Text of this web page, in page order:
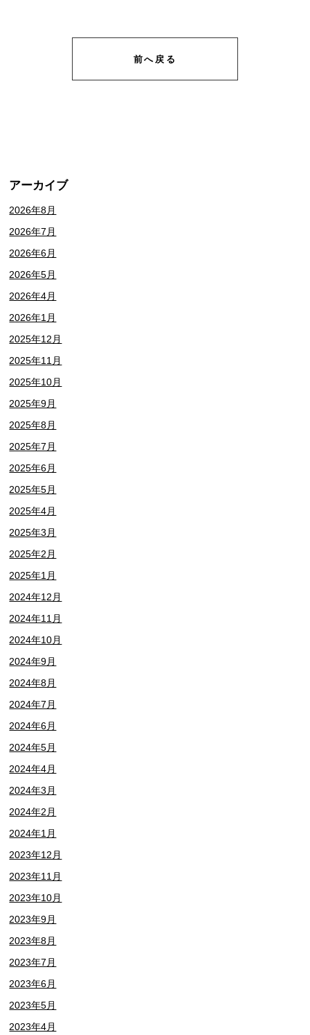
前へ戻る
アーカイブ
2026年8月
2026年7月
2026年6月
2026年5月
2026年4月
2026年1月
2025年12月
2025年11月
2025年10月
2025年9月
2025年8月
2025年7月
2025年6月
2025年5月
2025年4月
2025年3月
2025年2月
2025年1月
2024年12月
2024年11月
2024年10月
2024年9月
2024年8月
2024年7月
2024年6月
2024年5月
2024年4月
2024年3月
2024年2月
2024年1月
2023年12月
2023年11月
2023年10月
2023年9月
2023年8月
2023年7月
2023年6月
2023年5月
2023年4月